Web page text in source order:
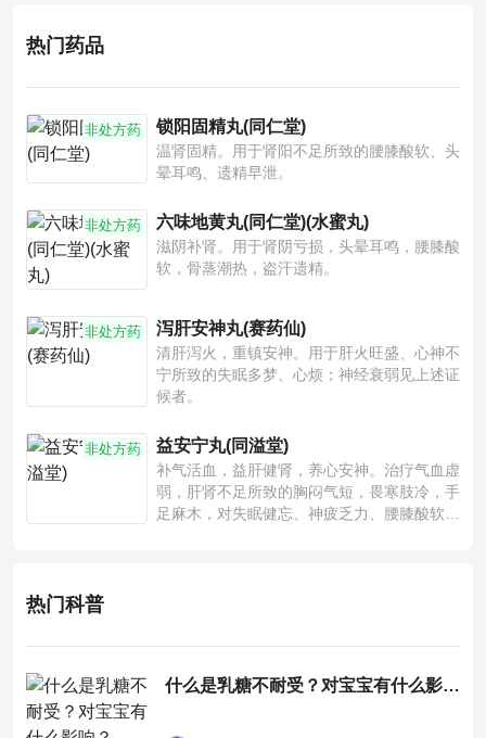
热门药品
非处方药 锁阳固精丸(同仁堂)
温肾固精。用于肾阳不足所致的腰膝酸软、头
晕耳鸣、遗精早泄。
非处方药 六味地黄丸(同仁堂)(水蜜丸)
滋阴补肾。用于肾阴亏损，头晕耳鸣，腰膝酸
软，骨蒸潮热，盗汗遗精。
非处方药 泻肝安神丸(赛药仙)
清肝泻火，重镇安神。用于肝火旺盛、心神不
宁所致的失眠多梦、心烦；神经衰弱见上述证
候者。
非处方药 益安宁丸(同溢堂)
补气活血，益肝健肾，养心安神。治疗气血虚
弱，肝肾不足所致的胸闷气短，畏寒肢冷，手
足麻木，对失眠健忘、神疲乏力、腰膝酸软也
热门科普
什么是乳糖不耐受？对宝宝有什么影响？